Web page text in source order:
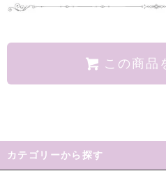
この商品
カテゴリーから探す